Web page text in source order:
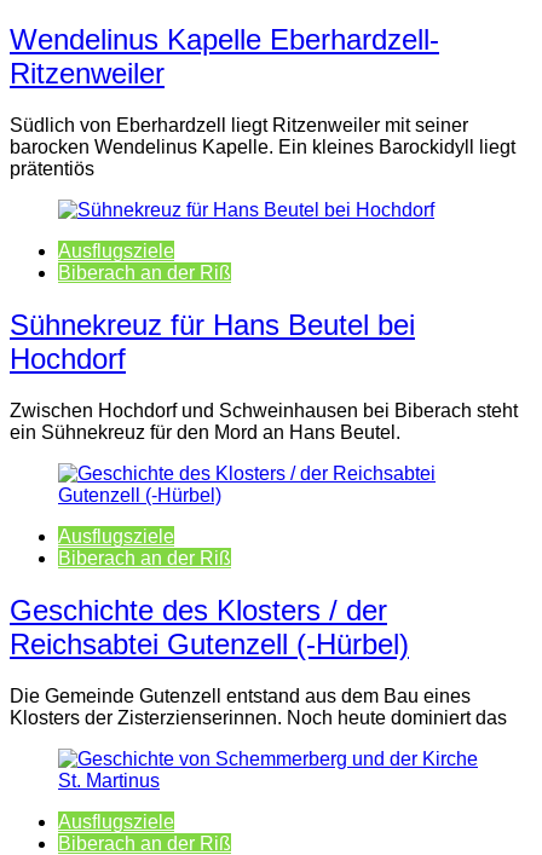
Wendelinus Kapelle Eberhardzell-
Ritzenweiler
Südlich von Eberhardzell liegt Ritzenweiler mit seiner
barocken Wendelinus Kapelle. Ein kleines Barockidyll liegt
prätentiös
Ausflugsziele
Biberach an der Riß
Sühnekreuz für Hans Beutel bei
Hochdorf
Zwischen Hochdorf und Schweinhausen bei Biberach steht
ein Sühnekreuz für den Mord an Hans Beutel.
Ausflugsziele
Biberach an der Riß
Geschichte des Klosters / der
Reichsabtei Gutenzell (-Hürbel)
Die Gemeinde Gutenzell entstand aus dem Bau eines
Klosters der Zisterzienserinnen. Noch heute dominiert das
Ausflugsziele
Biberach an der Riß